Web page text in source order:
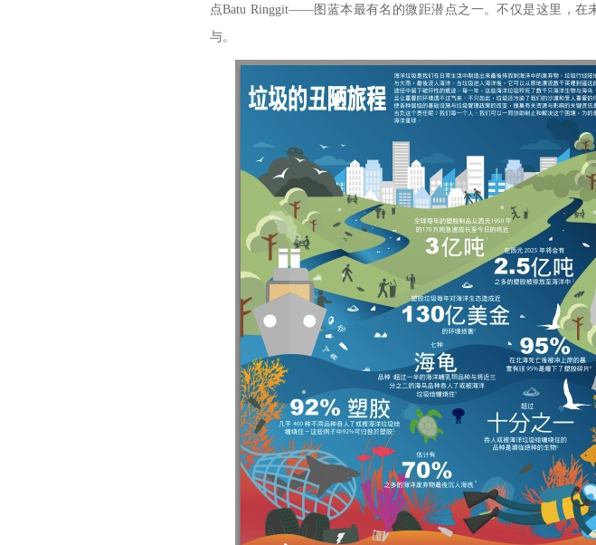
点Batu Ringgit——图蓝本最有名的微距潜点之一。不仅是这里，
与。